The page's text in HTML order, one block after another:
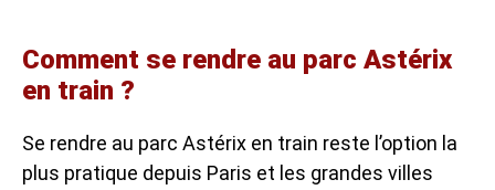
Comment se rendre au parc Astérix
en train ?
Se rendre au parc Astérix en train reste l’option la
plus pratique depuis Paris et les grandes villes